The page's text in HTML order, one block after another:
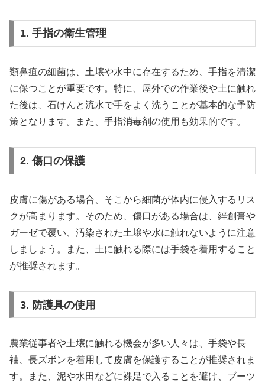
1. 手指の衛生管理
類鼻疽の細菌は、土壌や水中に存在するため、手指を清潔
に保つことが重要です。特に、屋外での作業後や土に触れ
た後は、石けんと流水で手をよく洗うことが基本的な予防
策となります。また、手指消毒剤の使用も効果的です。
2. 傷口の保護
皮膚に傷がある場合、そこから細菌が体内に侵入するリス
クが高まります。そのため、傷口がある場合は、絆創膏や
ガーゼで覆い、汚染された土壌や水に触れないように注意
しましょう。また、土に触れる際には手袋を着用すること
が推奨されます。
3. 防護具の使用
農業従事者や土壌に触れる機会が多い人々は、手袋や長
袖、長ズボンを着用して皮膚を保護することが推奨されま
す。また、泥や水田などに裸足で入ることを避け、ブーツ